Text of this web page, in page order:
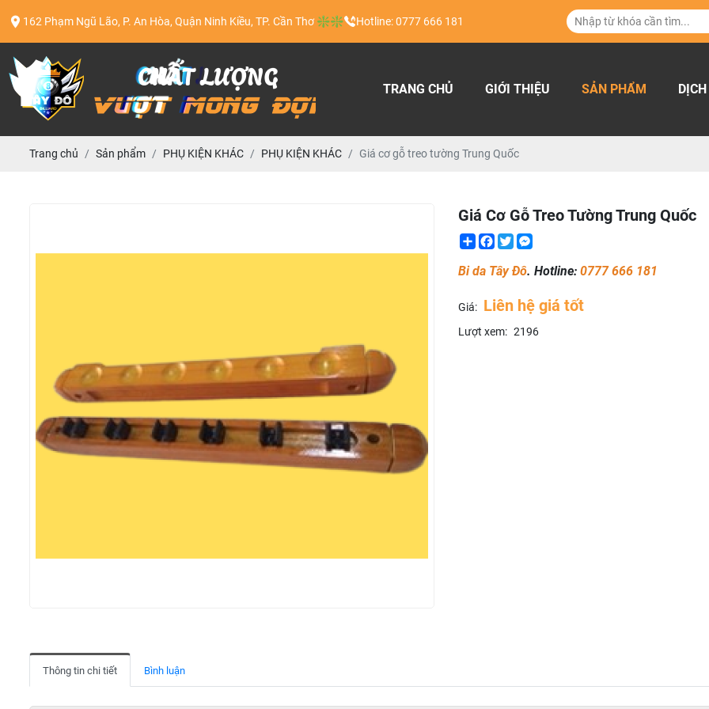
162 Phạm Ngũ Lão, P. An Hòa, Quận Ninh Kiều, TP. Cần Thơ ❇️❇️ Hotline: 0777 666 181
TRANG CHỦ GIỚI THIỆU SẢN PHẨM
Trang chủ Sản phẩm PHỤ KIỆN KHÁC PHỤ KIỆN KHÁC Giá cơ gỗ treo tường Trung Quốc
Giá Cơ Gỗ Treo Tường Trung Quốc
ShareFacebook
TwitterMessenger
Bi da Tây Đô. Hotline: 0777 666 181
Giá: Liên hệ giá tốt
Lượt xem: 2196
Thông tin chi tiết Bình luận